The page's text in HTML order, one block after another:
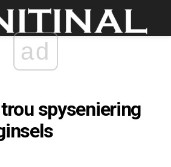
ad
spyseniering